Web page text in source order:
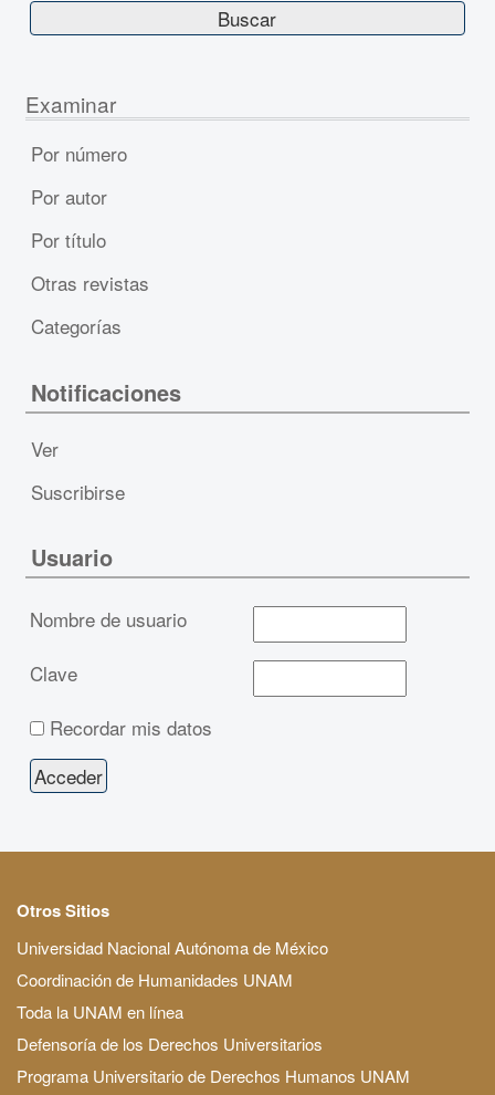
Examinar
Por número
Por autor
Por título
Otras revistas
Categorías
Notificaciones
Ver
Suscribirse
Usuario
Nombre de usuario
Clave
Recordar mis datos
Otros Sitios
Universidad Nacional Autónoma de México
Coordinación de Humanidades UNAM
Toda la UNAM en línea
Defensoría de los Derechos Universitarios
Programa Universitario de Derechos Humanos UNAM